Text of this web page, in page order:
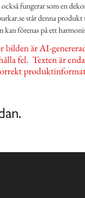
fungerar som en
står denna produkt
förenas på ett